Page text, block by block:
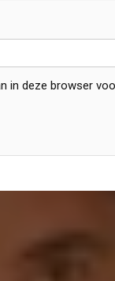
in deze browser